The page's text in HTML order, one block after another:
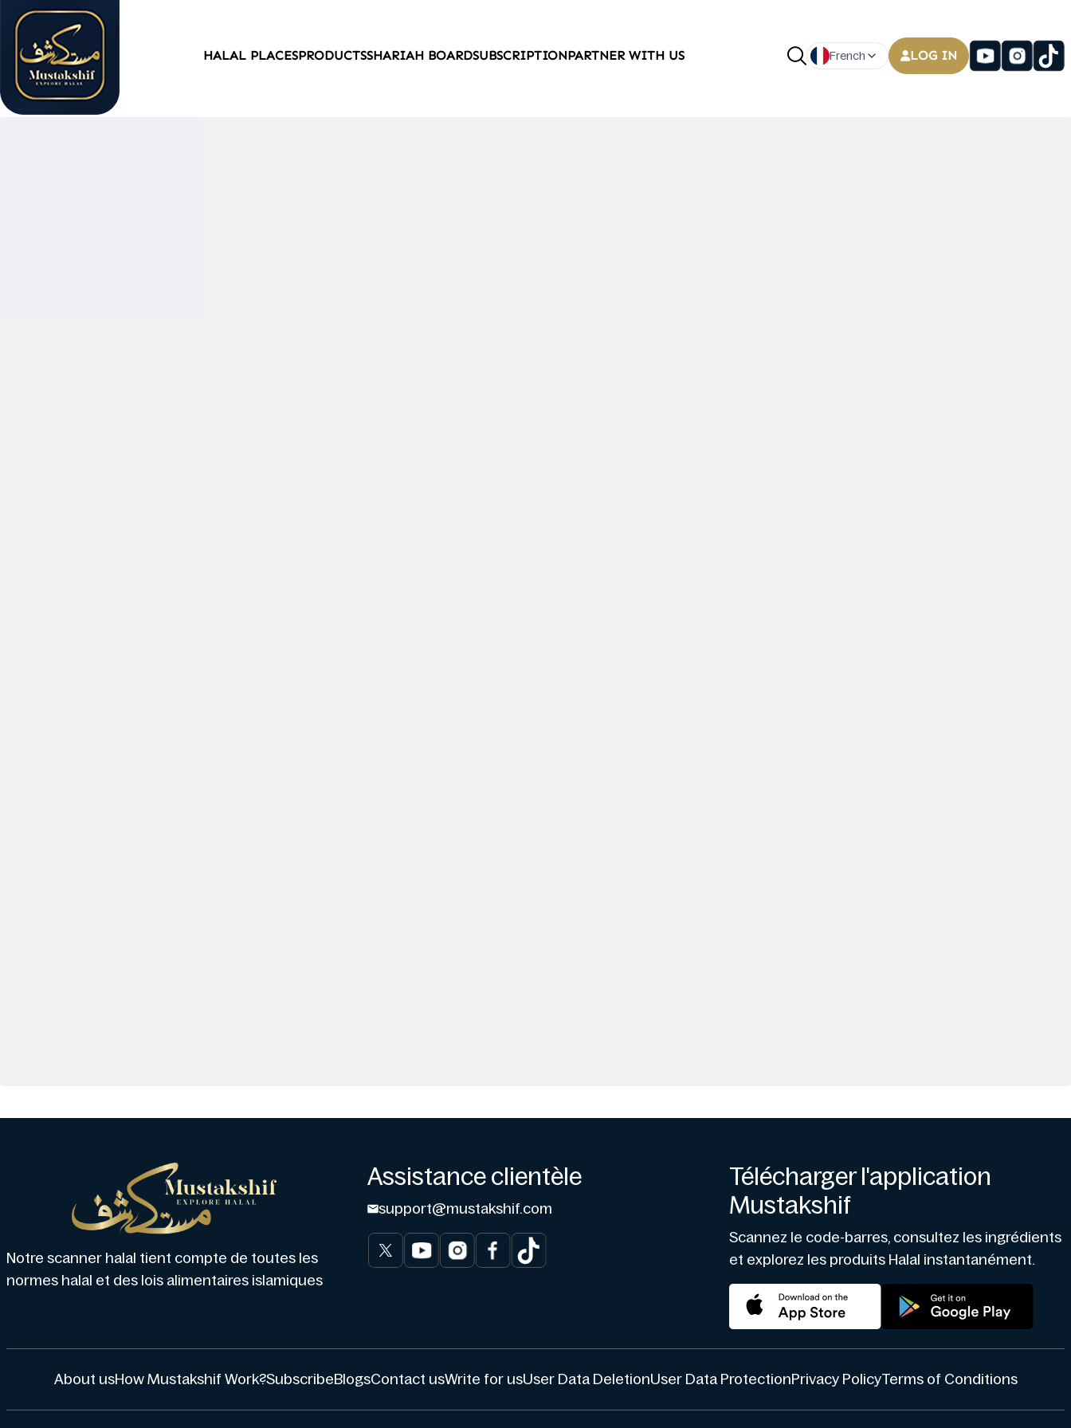
HALAL PLACESPRODUCTSSHARIAH BOARDSUBSCRIPTIONPARTNER WITH US French LOG IN
Notre scanner halal tient compte de toutes les
normes halal et des lois alimentaires islamiques
Assistance clientèle
support@mustakshif.com
Télécharger l'application
Mustakshif
Scannez le code-barres, consultez les ingrédients
et explorez les produits Halal instantanément.
About usHow Mustakshif Work?SubscribeBlogsContact usWrite for usUser Data DeletionUser Data ProtectionPrivacy PolicyTerms of Conditions